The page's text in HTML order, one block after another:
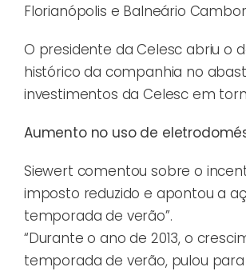
Florianópolis e Balneário
O presidente da Celesc abriu o
histórico da companhia no
investimentos da Celesc em
Aumento no uso de
Siewert comentou sobre o
imposto reduzido e apontou a
temporada de verão”.
“Durante o ano de 2013, o
temporada de verão, pulou para